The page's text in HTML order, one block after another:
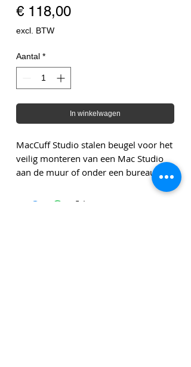
€ 118,00Prijs
excl. BTW
Aantal *
In winkelwagen
MacCuff Studio stalen beugel voor het
veilig monteren van een Mac Studio
aan de muur of onder een bureau